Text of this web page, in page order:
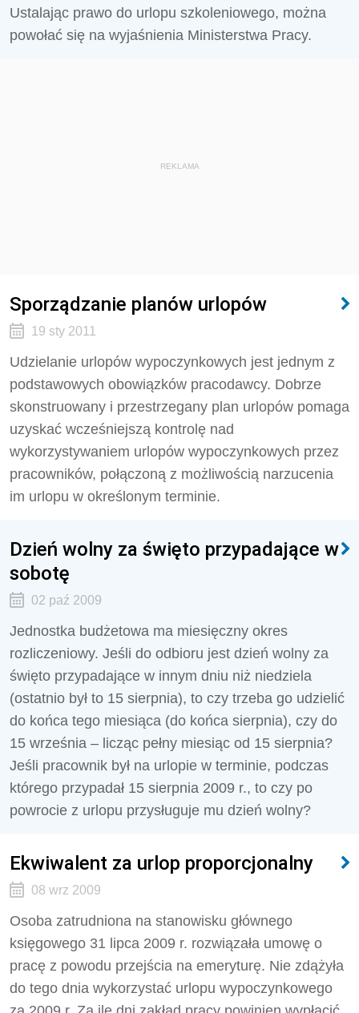
Ustalając prawo do urlopu szkoleniowego, można
powołać się na wyjaśnienia Ministerstwa Pracy.
REKLAMA
Sporządzanie planów urlopów
19 sty 2011
Udzielanie urlopów wypoczynkowych jest jednym z
podstawowych obowiązków pracodawcy. Dobrze
skonstruowany i przestrzegany plan urlopów pomaga
uzyskać wcześniejszą kontrolę nad
wykorzystywaniem urlopów wypoczynkowych przez
pracowników, połączoną z możliwością narzucenia
im urlopu w określonym terminie.
Dzień wolny za święto przypadające w
sobotę
02 paź 2009
Jednostka budżetowa ma miesięczny okres
rozliczeniowy. Jeśli do odbioru jest dzień wolny za
święto przypadające w innym dniu niż niedziela
(ostatnio był to 15 sierpnia), to czy trzeba go udzielić
do końca tego miesiąca (do końca sierpnia), czy do
15 września – licząc pełny miesiąc od 15 sierpnia?
Jeśli pracownik był na urlopie w terminie, podczas
którego przypadał 15 sierpnia 2009 r., to czy po
powrocie z urlopu przysługuje mu dzień wolny?
Ekwiwalent za urlop proporcjonalny
08 wrz 2009
Osoba zatrudniona na stanowisku głównego
księgowego 31 lipca 2009 r. rozwiązała umowę o
pracę z powodu przejścia na emeryturę. Nie zdążyła
do tego dnia wykorzystać urlopu wypoczynkowego